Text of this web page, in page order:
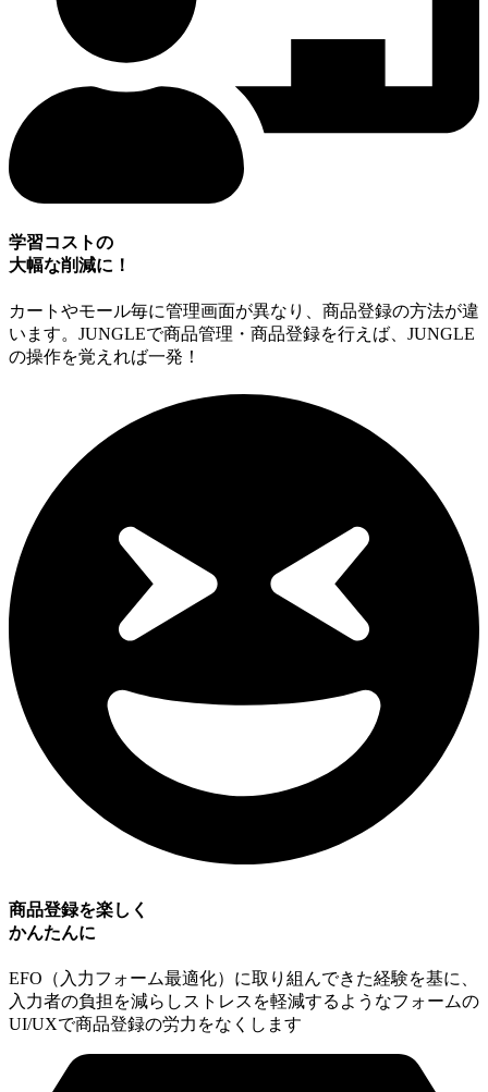
学習コストの
大幅な削減に！
カートやモール毎に管理画面が異なり、商品登録の方法が違
います。JUNGLEで商品管理・商品登録を行えば、JUNGLE
の操作を覚えれば一発！
商品登録を楽しく
かんたんに
EFO（⼊⼒フォーム最適化）に取り組んできた経験を基に、
⼊⼒者の負担を減らしストレスを軽減するようなフォームの
UI/UXで商品登録の労力をなくします